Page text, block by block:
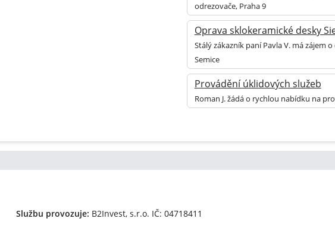
odrezovače, Praha 9
Oprava sklokeramické desky
Stálý zákazník paní Pavla V. má zájem
Semice
Provádění úklidových služeb
Roman J. žádá o rychlou nabídku na
Službu provozuje: B2Invest, s.r.o. IČ: 04718411